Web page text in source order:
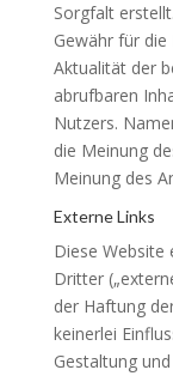
Sorgfalt
Gewähr für
Aktualität der
abrufbaren
Nutzers.
die Meinung
Meinung des
Externe Links
Diese Website
Dritter
der Haftung
keinerlei
Gestaltung